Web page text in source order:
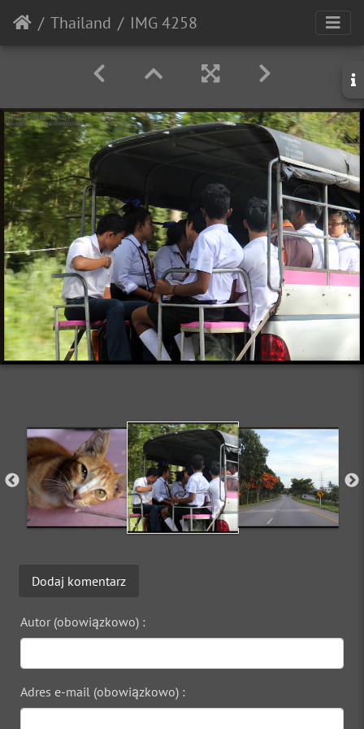
Thailand IMG 4258
Dodaj komentarz
Autor (obowiązkowo) :
Adres e-mail (obowiązkowo) :